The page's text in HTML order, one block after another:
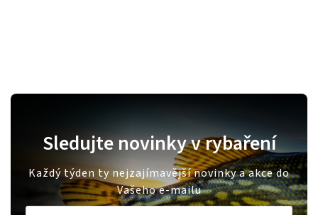
Sledujte novinky v rybaření
Každý týden ty nejzajímavější novinky a akce do
Vašeho e-mailu